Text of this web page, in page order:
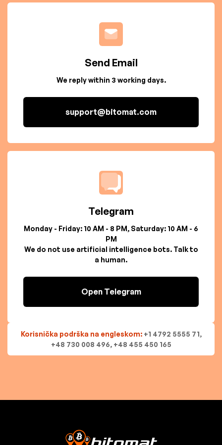
Send Email
We reply within 3 working days.
support@bitomat.com
Telegram
Monday - Friday: 10 AM - 8 PM, Saturday: 10 AM - 6
PM
We do not use artificial intelligence bots. Talk to
a human.
Open Telegram
Korisnička podrška na engleskom: +1 4792 5555 71,
+48 730 008 496, +48 455 450 165